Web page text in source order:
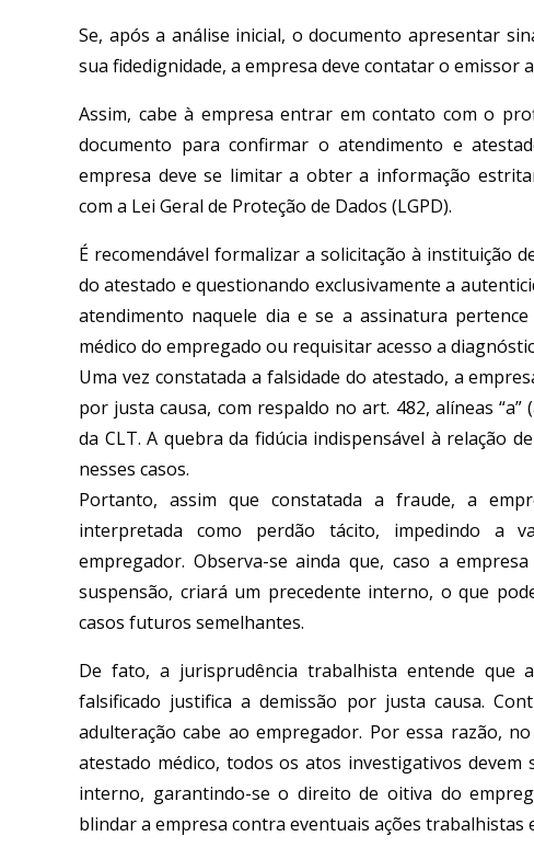
Se, após a análise inicial, o documento apresentar
sua fidedignidade, a empresa deve contatar o emissor
Assim, cabe à empresa entrar em contato com o
documento para confirmar o atendimento e
empresa deve se limitar a obter a informação
com a Lei Geral de Proteção de Dados (LGPD).
É recomendável formalizar a solicitação à instituição
do atestado e questionando exclusivamente a
atendimento naquele dia e se a assinatura
médico do empregado ou requisitar acesso a
Uma vez constatada a falsidade do atestado, a
por justa causa, com respaldo no art. 482, alíneas
da CLT. A quebra da fidúcia indispensável à relação
nesses casos.
Portanto, assim que constatada a fraude, a
interpretada como perdão tácito, impedindo a
empregador. Observa-se ainda que, caso a
suspensão, criará um precedente interno, o que
casos futuros semelhantes.
De fato, a jurisprudência trabalhista entende que
falsificado justifica a demissão por justa causa.
adulteração cabe ao empregador. Por essa razão,
atestado médico, todos os atos investigativos
interno, garantindo-se o direito de oitiva do
blindar a empresa contra eventuais ações trabalhistas